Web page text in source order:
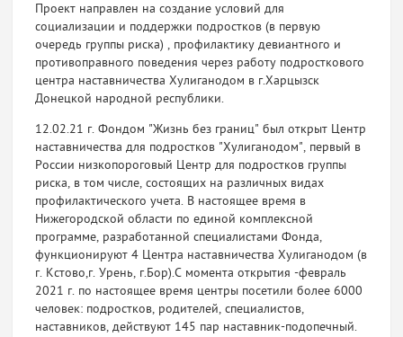
Проект направлен на создание условий для
социализации и поддержки подростков (в первую
очередь группы риска) , профилактику девиантного и
противоправного поведения через работу подросткового
центра наставничества Хулиганодом в г.Харцызск
Донецкой народной республики.
12.02.21 г. Фондом "Жизнь без границ" был открыт Центр
наставничества для подростков "Хулиганодом", первый в
России низкопороговый Центр для подростков группы
риска, в том числе, состоящих на различных видах
профилактического учета. В настоящее время в
Нижегородской области по единой комплексной
программе, разработанной специалистами Фонда,
функционируют 4 Центра наставничества Хулиганодом (в
г. Кстово,г. Урень, г.Бор).С момента открытия -февраль
2021 г. по настоящее время центры посетили более 6000
человек: подростков, родителей, специалистов,
наставников, действуют 145 пар наставник-подопечный.